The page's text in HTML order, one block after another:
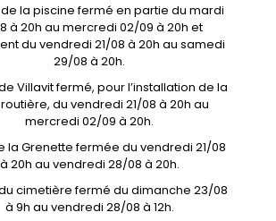
la piscine fermé en partie du mardi
à 20h au mercredi 02/09 à 20h et
du vendredi 21/08 à 20h au samedi
29/08 à 20h.
Villavit fermé, pour l’installation de la
du vendredi 21/08 à 20h au
mercredi 02/09 à 20h.
la Grenette fermée du vendredi 21/08
à 20h au vendredi 28/08 à 20h.
cimetière fermé du dimanche 23/08
à 9h au vendredi 28/08 à 12h.